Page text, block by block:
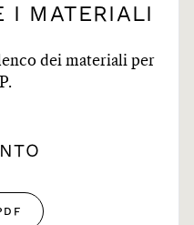
I MATERIALI
dei materiali per